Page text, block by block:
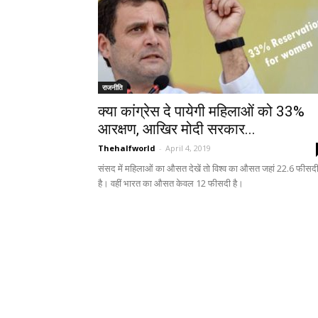
राजनीति
क्या कांग्रेस दे पायेगी महिलाओं को 33%
आरक्षण, आखिर मोदी सरकार...
Thehalfworld - April 4, 2019
संसद में महिलाओं का औसत देखें तो विश्व का औसत जहां 22.6 फीसदी
है। वहीं भारत का औसत केवल 12 फीसदी है।